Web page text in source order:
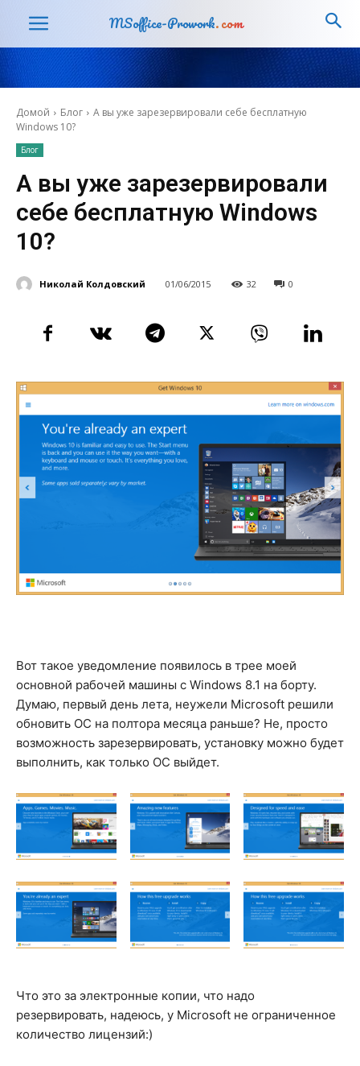
MSoffice-Prowork.com
Домой Блог
А вы уже зарезервировали себе бесплатную
Windows 10?
Блог
А вы уже зарезервировали
себе бесплатную Windows
10?
Николай Колдовский 01/06/2015 32 0
Вот такое уведомление появилось в трее моей
основной рабочей машины с Windows 8.1 на борту.
Думаю, первый день лета, неужели Microsoft решили
обновить ОС на полтора месяца раньше? Не, просто
возможность зарезервировать, установку можно будет
выполнить, как только ОС выйдет.
Что это за электронные копии, что надо
резервировать, надеюсь, у Microsoft не ограниченное
количество лицензий:)